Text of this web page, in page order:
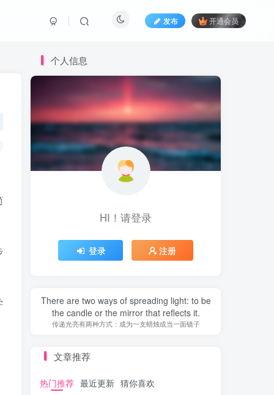
发布 开通会员
个人信息
HI！请登录
登录 注册
There are two ways of spreading light: to be
the candle or the mirror that reflects it.
传递光亮有两种方式：成为一支蜡烛或当一面镜子
文章推荐
热门推荐 最近更新 猜你喜欢